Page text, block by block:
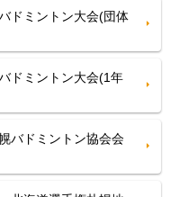
ミントン大会(団体
ミントン大会(1年
バドミントン協会会